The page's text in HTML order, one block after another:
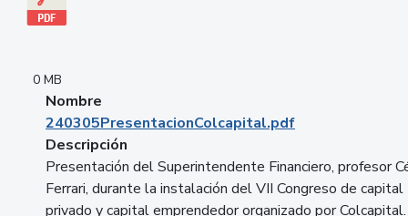
0 MB
Nombre
240305PresentacionColcapital.pdf
Descripción
Presentación del Superintendente Financiero, profesor
Ferrari, durante la instalación del VII Congreso de capital
privado y capital emprendedor organizado por